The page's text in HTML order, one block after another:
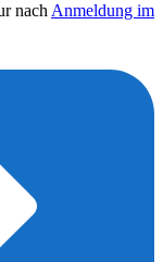
nach Anmeldung im